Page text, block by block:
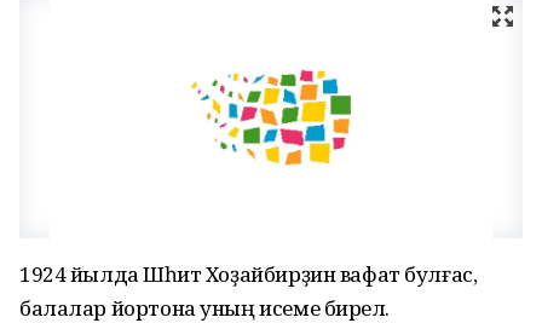
1924 йылда Шәһит Хоҙайбирҙин вафат булғас,
балалар йортона уның исеме бирелә.